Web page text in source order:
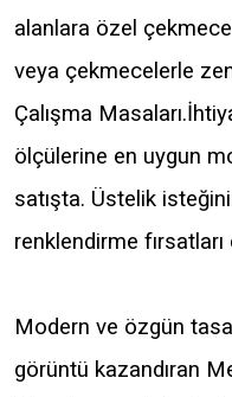
alanlara özel
veya çekmecelerle
Çalışma
ölçülerine en uygun
satışta. Üstelik
renklendirme
Modern ve özgün
görüntü kazandıran